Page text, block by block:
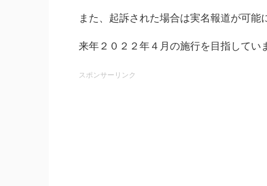
また、起訴された場合は実名報道が可能
来年２０２２年４月の施行を目指してい
スポンサーリンク